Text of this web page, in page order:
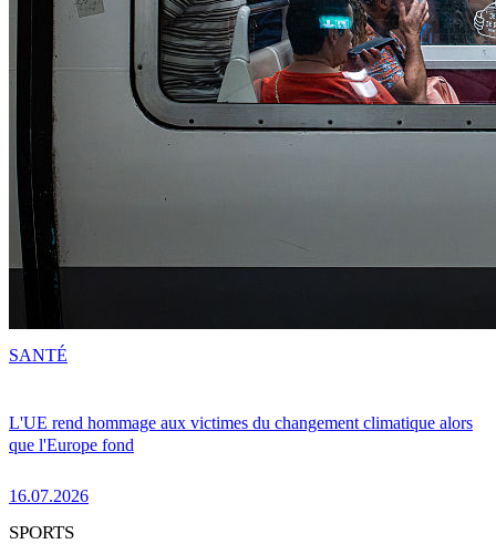
L'UE rend hommage aux victimes du changement climatique alors
que l'Europe fond
16.07.2026
SANTÉ
SPORTS